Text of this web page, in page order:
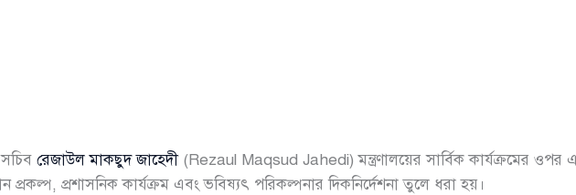
রেজাউল মাকছুদ জাহেদী(Rezaul Maqsud Jahedi) মন্ত্রণালয়ের সার্বিক কার্যক্রমের ওপর
প্রশাসনিক কার্যক্রম এবং ভবিষ্যৎ পরিকল্পনার দিকনির্দেশনা তুলে ধরা হয়।